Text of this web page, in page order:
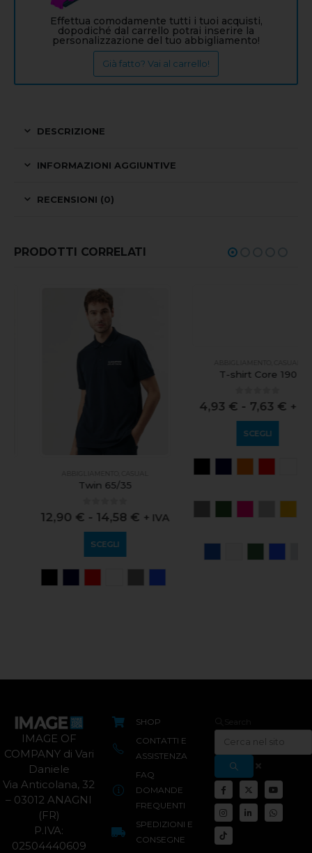
Effettua comodamente tutti i tuoi acquisti,
dopodiché dal carrello potrai inserire la
personalizzazione del tuo abbigliamento!
Già fatto? Vai al carrello!
DESCRIZIONE
INFORMAZIONI AGGIUNTIVE
RECENSIONI (0)
PRODOTTI CORRELATI
Twin 65/35
0 out of 5
12,90€ - 14,58€ + IVA
SCEGLI
ABBIGLIAMENTO,CASUAL
4,93€ - 7,63€ + IVA
SCEGLI
COMPANY di Vari
Daniele
Via Anticolana, 32
– 03012 ANAGNI
(FR)
P.IVA:
02504440609
ASSISTENZA
FAQ
DOMANDE
FREQUENTI
SPEDIZIONI E
CONSEGNE
METODI DI
PAGAMENTO